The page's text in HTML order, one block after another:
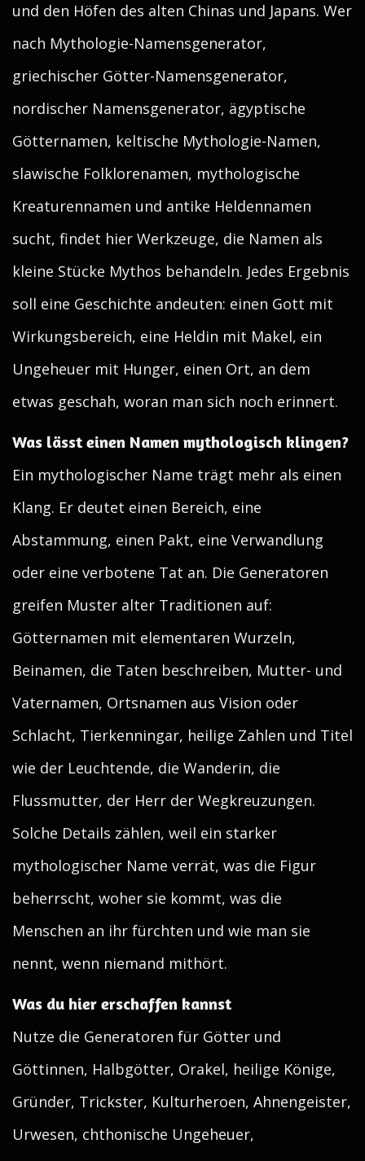
und den Höfen des alten Chinas und Japans. Wer
nach Mythologie-Namensgenerator,
griechischer Götter-Namensgenerator,
nordischer Namensgenerator, ägyptische
Götternamen, keltische Mythologie-Namen,
slawische Folklorenamen, mythologische
Kreaturennamen und antike Heldennamen
sucht, findet hier Werkzeuge, die Namen als
kleine Stücke Mythos behandeln. Jedes Ergebnis
soll eine Geschichte andeuten: einen Gott mit
Wirkungsbereich, eine Heldin mit Makel, ein
Ungeheuer mit Hunger, einen Ort, an dem
etwas geschah, woran man sich noch erinnert.
Was lässt einen Namen mythologisch klingen?
Ein mythologischer Name trägt mehr als einen
Klang. Er deutet einen Bereich, eine
Abstammung, einen Pakt, eine Verwandlung
oder eine verbotene Tat an. Die Generatoren
greifen Muster alter Traditionen auf:
Götternamen mit elementaren Wurzeln,
Beinamen, die Taten beschreiben, Mutter- und
Vaternamen, Ortsnamen aus Vision oder
Schlacht, Tierkenningar, heilige Zahlen und Titel
wie der Leuchtende, die Wanderin, die
Flussmutter, der Herr der Wegkreuzungen.
Solche Details zählen, weil ein starker
mythologischer Name verrät, was die Figur
beherrscht, woher sie kommt, was die
Menschen an ihr fürchten und wie man sie
nennt, wenn niemand mithört.
Was du hier erschaffen kannst
Nutze die Generatoren für Götter und
Göttinnen, Halbgötter, Orakel, heilige Könige,
Gründer, Trickster, Kulturheroen, Ahnengeister,
Urwesen, chthonische Ungeheuer,